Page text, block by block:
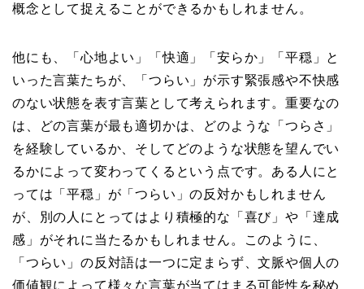
概念として捉えることができるかもしれません。
他にも、「心地よい」「快適」「安らか」「平穏」と
いった言葉たちが、「つらい」が示す緊張感や不快感
のない状態を表す言葉として考えられます。重要なの
は、どの言葉が最も適切かは、どのような「つらさ」
を経験しているか、そしてどのような状態を望んでい
るかによって変わってくるという点です。ある人にと
っては「平穏」が「つらい」の反対かもしれません
が、別の人にとってはより積極的な「喜び」や「達成
感」がそれに当たるかもしれません。このように、
「つらい」の反対語は一つに定まらず、文脈や個人の
価値観によって様々な言葉が当てはまる可能性を秘め